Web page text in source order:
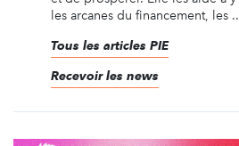
les arcanes du financement, les
Tous les articles PIE
Recevoir les news